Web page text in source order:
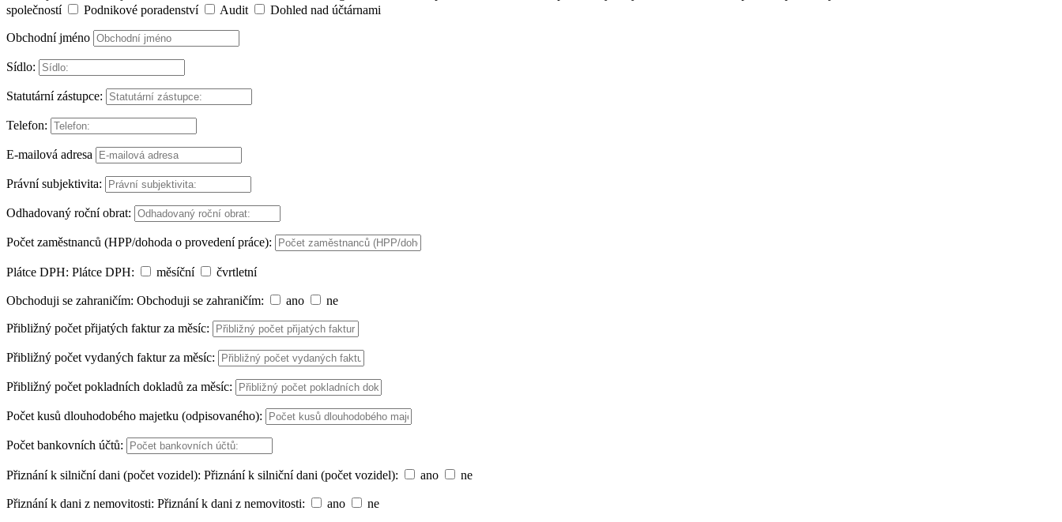
společností
Podnikové poradenství Audit Dohled nad účtárnami
Obchodní jméno
Sídlo:
Statutární zástupce:
Telefon:
E-mailová adresa
Právní subjektivita:
Odhadovaný roční obrat:
Počet zaměstnanců (HPP/dohoda o provedení práce):
Plátce DPH: Plátce DPH: měsíční čvrtletní
Obchoduji se zahraničím: Obchoduji se zahraničím: ano ne
Přibližný počet přijatých faktur za měsíc:
Přibližný počet vydaných faktur za měsíc:
Přibližný počet pokladních dokladů za měsíc:
Počet kusů dlouhodobého majetku (odpisovaného):
Počet bankovních účtů:
Přiznání k silniční dani (počet vozidel): Přiznání k silniční dani (počet vozidel): ano ne
Přiznání k dani z nemovitosti: Přiznání k dani z nemovitosti: ano ne